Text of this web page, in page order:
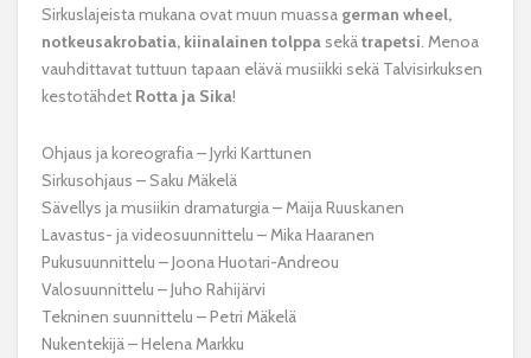
Sirkuslajeista mukana ovat muun muassa german wheel,
notkeusakrobatia, kiinalainen tolppa sekätrapetsi . Menoa
vauhdittavat tuttuun tapaan elävä musiikki sekä Talvisirkuksen
kestotähdet Rotta ja Sika!
Ohjaus ja koreografia – Jyrki Karttunen
Sirkusohjaus – Saku Mäkelä
Sävellys ja musiikin dramaturgia – Maija Ruuskanen
Lavastus- ja videosuunnittelu – Mika Haaranen
Pukusuunnittelu – Joona Huotari-Andreou
Valosuunnittelu – Juho Rahijärvi
Tekninen suunnittelu – Petri Mäkelä
Nukentekijä – Helena Markku